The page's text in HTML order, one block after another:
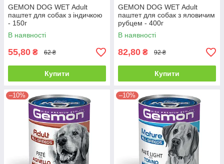
GEMON DOG WET Adult
паштет для собак з індичкою
- 150г
В наявності
55,80 ₴ 62 ₴
Купити
GEMON DOG WET Adult
паштет для собак з яловичим
рубцем - 400г
В наявності
82,80 ₴ 92 ₴
Купити
–10% –10%